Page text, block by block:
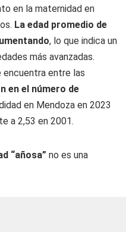
en la maternidad en
La edad promedio de
, lo que indica un
más avanzadas.
encuentra entre las
en el número de
en Mendoza en 2023
a 2,53 en 2001.
“añosa” no es una